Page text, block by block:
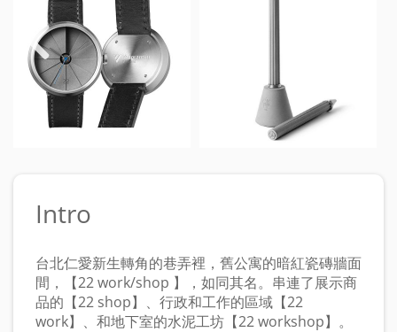
Intro
台北仁愛新生轉角的巷弄裡，舊公寓的暗紅瓷磚牆面
間，【22 work/shop 】，如同其名。串連了展示商
品的【22 shop】、行政和工作的區域【22
work】、和地下室的水泥工坊【22 workshop】。